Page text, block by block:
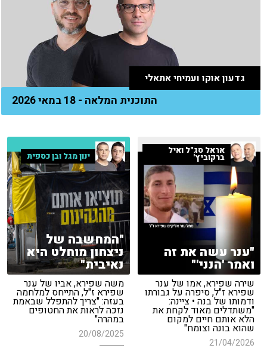
גדעון אוקו ועמיחי אתאלי
התוכנית המלאה - 18 במאי 2026
אראל סג"ל ואיל
ברקוביץ'
"ענר עשה את זה
ואמר 'הנני'"
שירה שפירא, אמו של ענר
שפירא ז"ל, סיפרה על גבורתו
ודמותו של בנה • ציינה:
"משתדלים מאוד לקחת את
הלא אותם חיים למקום
שהוא בונה וצומח"
21/04/2026
ינון מגל ובן כספית
"המחשבה של
ניצחון מוחלט היא
נאיבית"
משה שפירא, אביו של ענר
שפירא ז"ל, התייחס למלחמה
בעזה: "צריך להתפלל שבאמת
נזכה לראות את החטופים
במהרה"
20/08/2025